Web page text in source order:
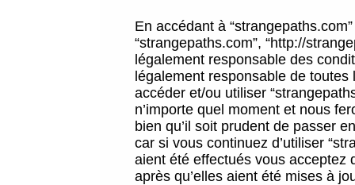
En accédant à
“strangepaths.com”, “http://
légalement responsable des
légalement responsable de
accéder et/ou utiliser
n’importe quel moment et nous
bien qu’il soit prudent de passer
car si vous continuez d’utiliser
aient été effectués vous acceptez
après qu’elles aient été mises à